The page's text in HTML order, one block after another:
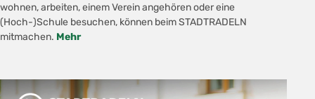
wohnen, arbeiten, einem Verein angehören oder eine
(Hoch-)Schule besuchen, können beim STADTRADELN
mitmachen. Mehr